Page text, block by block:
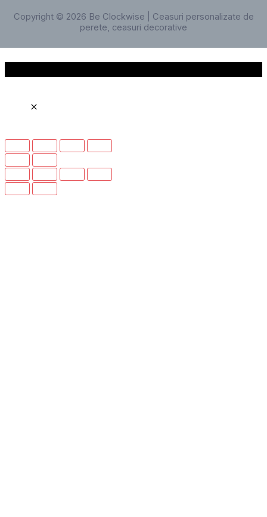
Copyright © 2026 Be Clockwise | Ceasuri personalizate de
perete, ceasuri decorative